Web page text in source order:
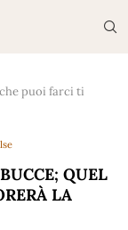
puoi farci ti
QUEL
LA